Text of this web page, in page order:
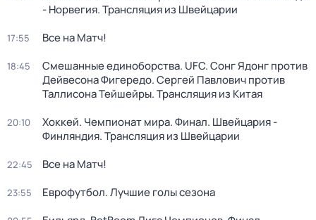
- Норвегия. Трансляция из Швейцарии
17:55 Все на Матч!
18:45
Смешанные единоборства. UFC. Сонг Ядонг против
Дейвесона Фигередо. Сергей Павлович против
Таллисона Тейшейры. Трансляция из Китая
20:10
Хоккей. Чемпионат мира. Финал. Швейцария -
Финляндия. Трансляция из Швейцарии
22:45 Все на Матч!
23:55 Еврофутбол. Лучшие голы сезона